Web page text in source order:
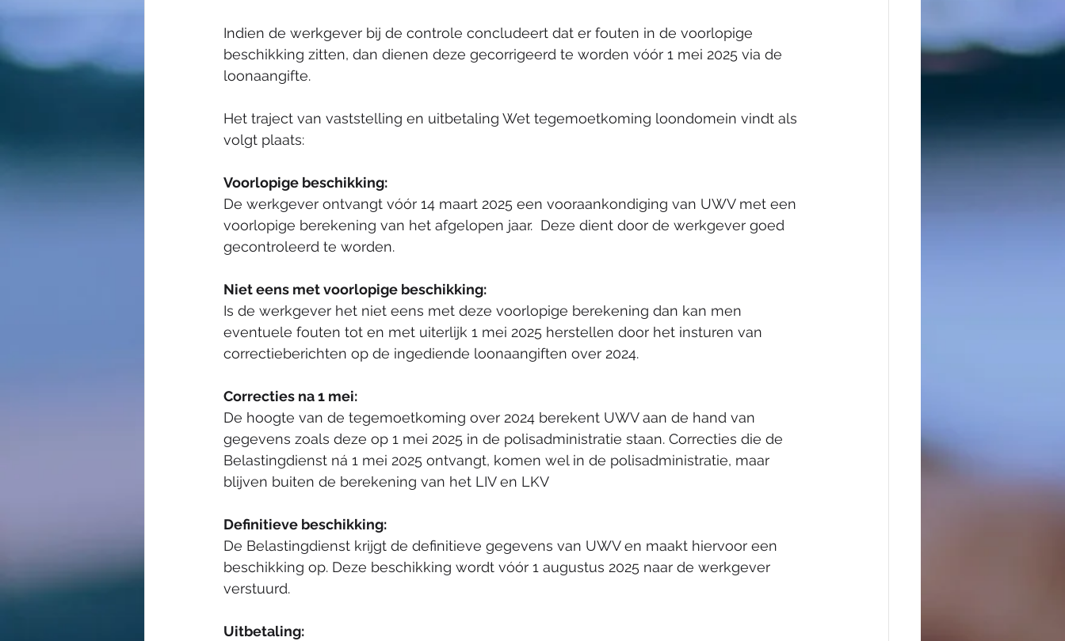
Indien de werkgever bij de controle concludeert dat er fouten in de voorlopige
beschikking zitten, dan dienen deze gecorrigeerd te worden vóór 1 mei 2025 via de
loonaangifte.
Het traject van vaststelling en uitbetaling Wet tegemoetkoming loondomein vindt als
volgt plaats:
Voorlopige beschikking:
De werkgever ontvangt vóór 14 maart 2025 een vooraankondiging van UWV met een
voorlopige berekening van het afgelopen jaar.  Deze dient door de werkgever goed
gecontroleerd te worden.
Niet eens met voorlopige beschikking:
Is de werkgever het niet eens met deze voorlopige berekening dan kan men
eventuele fouten tot en met uiterlijk 1 mei 2025 herstellen door het insturen van
correctieberichten op de ingediende loonaangiften over 2024.
Correcties na 1 mei:
De hoogte van de tegemoetkoming over 2024 berekent UWV aan de hand van
gegevens zoals deze op 1 mei 2025 in de polisadministratie staan. Correcties die de
Belastingdienst ná 1 mei 2025 ontvangt, komen wel in de polisadministratie, maar
blijven buiten de berekening van het LIV en LKV
Definitieve beschikking:
De Belastingdienst krijgt de definitieve gegevens van UWV en maakt hiervoor een
beschikking op. Deze beschikking wordt vóór 1 augustus 2025 naar de werkgever
verstuurd.
Uitbetaling: